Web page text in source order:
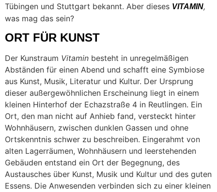
Tübingen und Stuttgart bekannt. Aber dieses VITAMIN,
was mag das sein?
ORT FÜR KUNST
Der Kunstraum Vitamin besteht in unregelmäßigen
Abständen für einen Abend und schafft eine Symbiose
aus Kunst, Musik, Literatur und Kultur. Der Ursprung
dieser außergewöhnlichen Erscheinung liegt in einem
kleinen Hinterhof der Echazstraße 4 in Reutlingen. Ein
Ort, den man nicht auf Anhieb fand, versteckt hinter
Wohnhäusern, zwischen dunklen Gassen und ohne
Ortskenntnis schwer zu beschreiben. Eingerahmt von
alten Lagerräumen, Wohnhäusern und leerstehenden
Gebäuden entstand ein Ort der Begegnung, des
Austausches über Kunst, Musik und Kultur und des guten
Essens. Die Anwesenden verbinden sich zu einer kleinen